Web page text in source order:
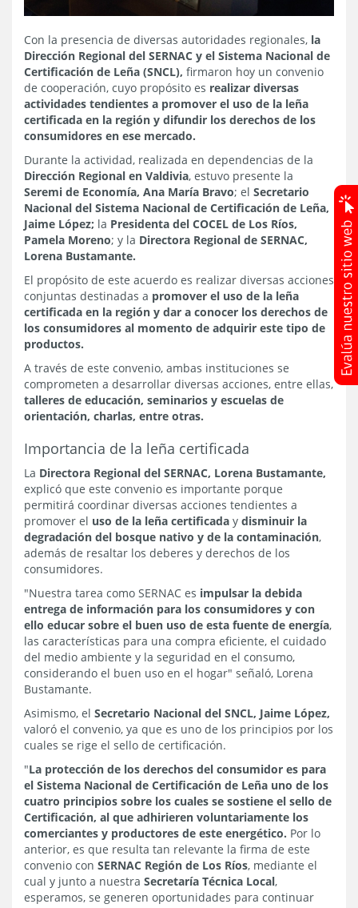
Con la presencia de diversas autoridades regionales, la
Dirección Regional del SERNAC y el Sistema Nacional de
Certificación de Leña (SNCL), firmaron hoy un convenio
de cooperación, cuyo propósito es realizar diversas
actividades tendientes a promover el uso de la leña
certificada en la región y difundir los derechos de los
consumidores en ese mercado.
Durante la actividad, realizada en dependencias de la
Dirección Regional en Valdivia, estuvo presente la
Seremi de Economía, Ana María Bravo; el Secretario
Nacional del Sistema Nacional de Certificación de Leña,
Jaime López; la Presidenta del COCEL de Los Ríos,
Pamela Moreno; y la Directora Regional de SERNAC,
Lorena Bustamante.
El propósito de este acuerdo es realizar diversas acciones
conjuntas destinadas a promover el uso de la leña
certificada en la región y dar a conocer los derechos de
los consumidores al momento de adquirir este tipo de
productos.
A través de este convenio, ambas instituciones se
comprometen a desarrollar diversas acciones, entre ellas,
talleres de educación, seminarios y escuelas de
orientación, charlas, entre otras.
Importancia de la leña certificada
La Directora Regional del SERNAC, Lorena Bustamante,
explicó que este convenio es importante porque
permitirá coordinar diversas acciones tendientes a
promover el uso de la leña certificada y disminuir la
degradación del bosque nativo y de la contaminación,
además de resaltar los deberes y derechos de los
consumidores.
"Nuestra tarea como SERNAC es impulsar la debida
entrega de información para los consumidores y con
ello educar sobre el buen uso de esta fuente de energía,
las características para una compra eficiente, el cuidado
del medio ambiente y la seguridad en el consumo,
considerando el buen uso en el hogar" señaló, Lorena
Bustamante.
Asimismo, el Secretario Nacional del SNCL, Jaime López,
valoró el convenio, ya que es uno de los principios por los
cuales se rige el sello de certificación.
"La protección de los derechos del consumidor es para
el Sistema Nacional de Certificación de Leña uno de los
cuatro principios sobre los cuales se sostiene el sello de
Certificación, al que adhirieren voluntariamente los
comerciantes y productores de este energético. Por lo
anterior, es que resulta tan relevante la firma de este
convenio con SERNAC Región de Los Ríos, mediante el
cual y junto a nuestra Secretaría Técnica Local,
esperamos, se generen oportunidades para continuar